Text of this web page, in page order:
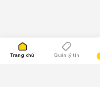
Trang chủ Quản lý tin